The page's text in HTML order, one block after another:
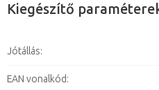
Kiegészítő
Jótállás:
EAN vonalkód: